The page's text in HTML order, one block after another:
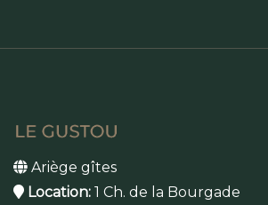
Ariège gîtes
Location: 1 Ch. de la Bourgade